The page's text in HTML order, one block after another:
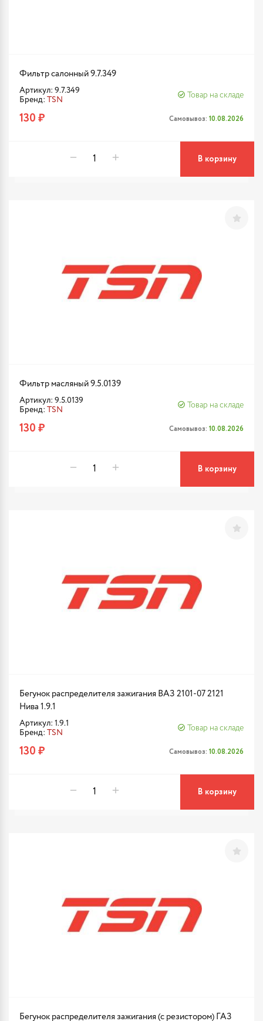
Фильтр салонный 9.7.349
Артикул: 9.7.349
Бренд: TSN
Товар на складе
130 ₽ Самовывоз: 10.08.2026
В корзину
Фильтр масляный 9.5.0139
Артикул: 9.5.0139
Бренд: TSN
Товар на складе
130 ₽ Самовывоз: 10.08.2026
В корзину
Бегунок распределителя зажигания ВАЗ 2101-07 2121
Нива 1.9.1
Артикул: 1.9.1
Бренд: TSN
Товар на складе
130 ₽ Самовывоз: 10.08.2026
В корзину
Бегунок распределителя зажигания (с резистором) ГАЗ